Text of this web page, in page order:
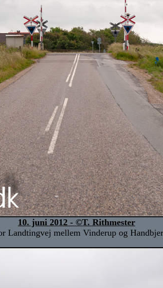
10. juni 2012 - ©T. Rithmester
Landtingvej mellem Vinderup og